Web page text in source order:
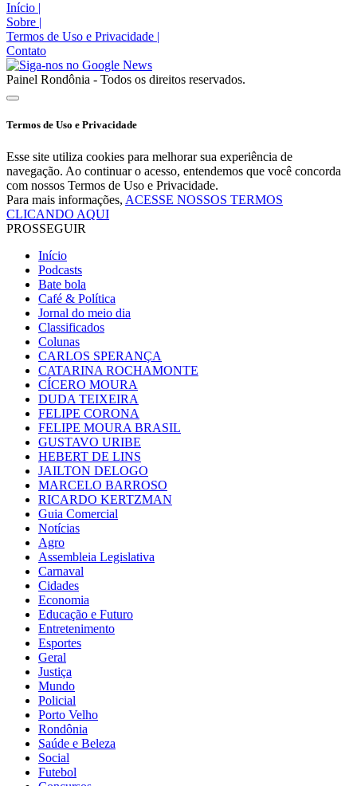
Início |
Sobre |
Termos de Uso e Privacidade |
Contato
Painel Rondônia - Todos os direitos reservados.
Termos de Uso e Privacidade
Esse site utiliza cookies para melhorar sua experiência de
navegação. Ao continuar o acesso, entendemos que você concorda
com nossos Termos de Uso e Privacidade.
Para mais informações, ACESSE NOSSOS TERMOS
CLICANDO AQUI
PROSSEGUIR
Início
Podcasts
Bate bola
Café & Política
Jornal do meio dia
Classificados
Colunas
CARLOS SPERANÇA
CATARINA ROCHAMONTE
CÍCERO MOURA
DUDA TEIXEIRA
FELIPE CORONA
FELIPE MOURA BRASIL
GUSTAVO URIBE
HEBERT DE LINS
JAILTON DELOGO
MARCELO BARROSO
RICARDO KERTZMAN
Guia Comercial
Notícias
Agro
Assembleia Legislativa
Carnaval
Cidades
Economia
Educação e Futuro
Entretenimento
Esportes
Geral
Justiça
Mundo
Policial
Porto Velho
Rondônia
Saúde e Beleza
Social
Futebol